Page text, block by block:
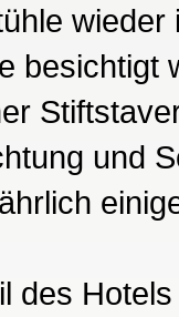
besichtigt
und
des